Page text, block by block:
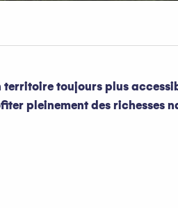
toujours plus
pleinement des richesses